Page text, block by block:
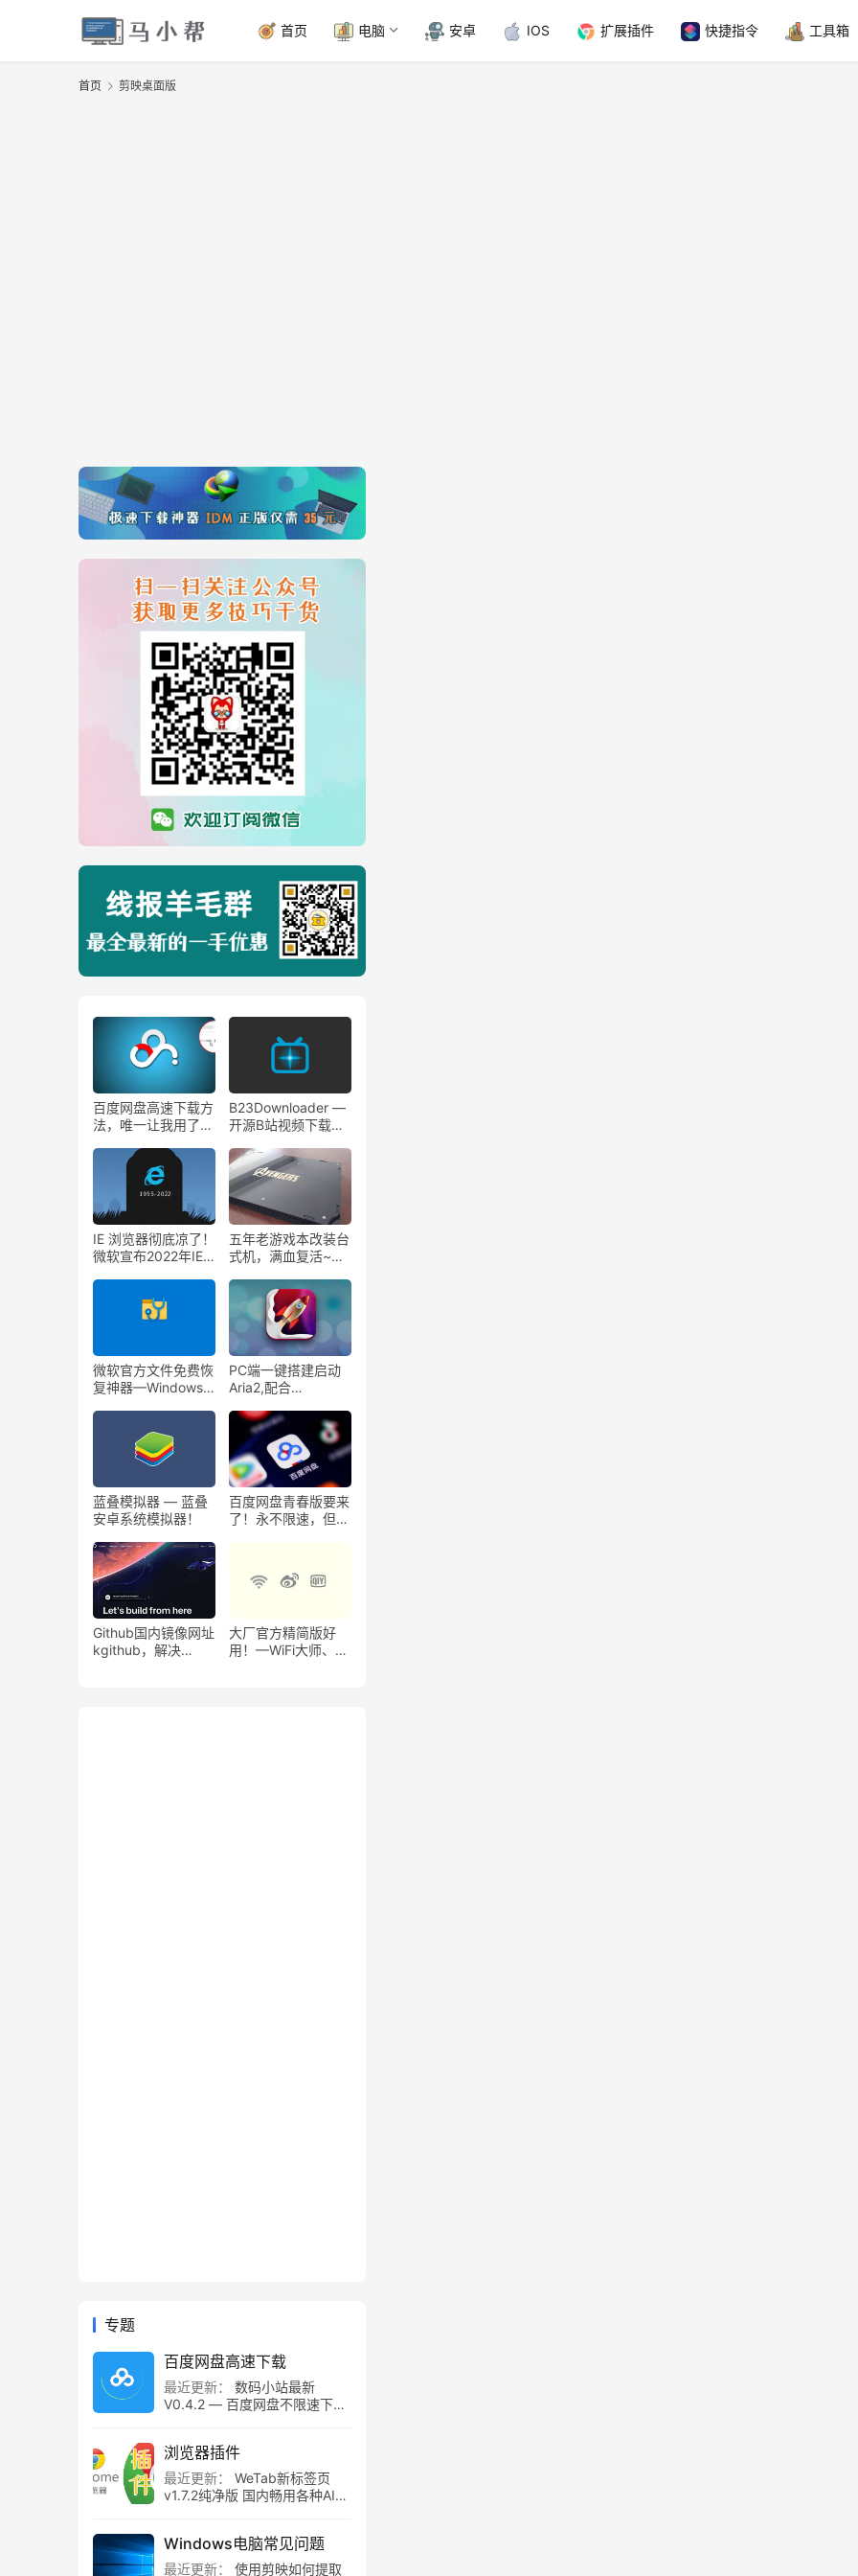
首页 电脑 安卓 IOS 扩展插件 快捷指令 工具箱
首页 剪映桌面版
百度网盘高速下载方
法，唯一让我用了几
B23Downloader —
开源B站视频下载工
漫画、直播~
IE 浏览器彻底凉了！
微软宣布2022年IE
五年老游戏本改装台
式机，满血复活~战
微软官方文件免费恢
复神器—Windows
PC端一键搭建启动
Aria2,配合
版不限速下载百度网
盘。
蓝叠模拟器 — 蓝叠
安卓系统模拟器！
百度网盘青春版要来
了！永不限速，但只
Github国内镜像网址
kgithub，解决
大厂官方精简版好
用！—WiFi大师、爱
专题
百度网盘高速下载
最近更新：
数码小站最新
V0.4.2 — 百度网盘不限速下载
浏览器插件
最近更新：
WeTab新标签页
v1.7.2纯净版 国内畅用各种AI组
Windows电脑常见问题
最近更新： 使用剪映如何提取